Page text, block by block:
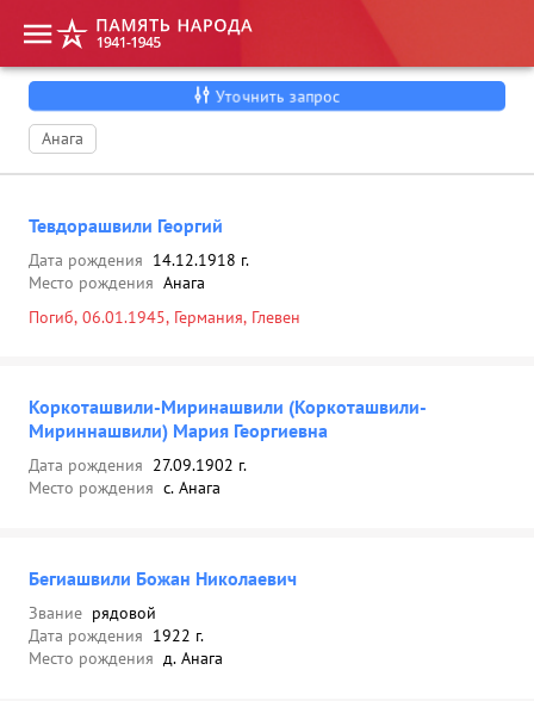
Уточнить запрос
Анага
Тевдорашвили Георгий
Дата рождения 14.12.1918 г.
Место рождения Анага
Погиб, 06.01.1945, Германия, Глевен
Коркоташвили-Миринашвили (Коркоташвили-
Мириннашвили) Мария Георгиевна
Дата рождения 27.09.1902 г.
Место рождения с. Анага
Бегиашвили Божан Николаевич
Звание рядовой
Дата рождения 1922 г.
Место рождения д. Анага